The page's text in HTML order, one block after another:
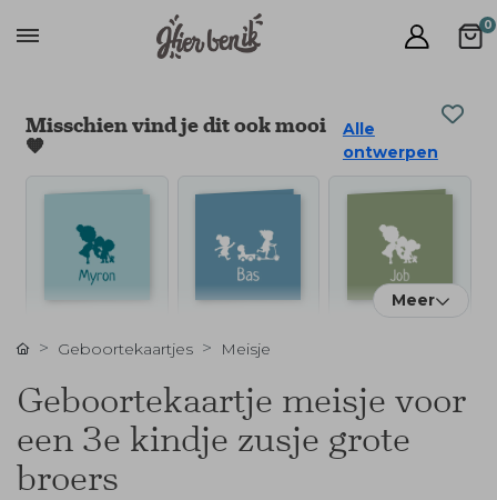
0
Misschien vind je dit ook mooi
🧡
Alle
ontwerpen
Meer
Geboortekaartjes Meisje
Geboortekaartje meisje voor
een 3e kindje zusje grote
broers